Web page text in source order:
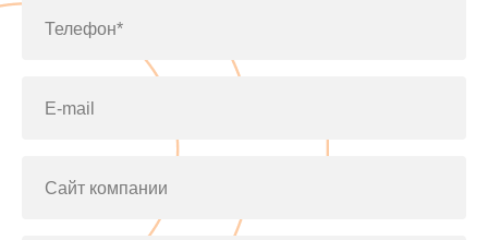
Телефон*
E-mail
Сайт компании